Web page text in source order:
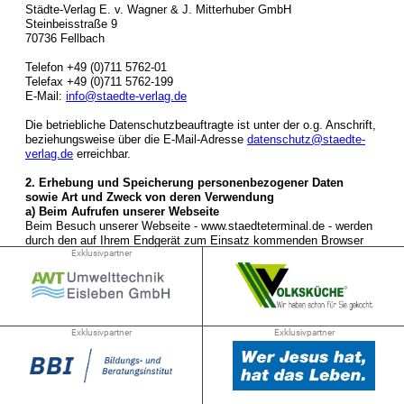
Exklusivpartner
Exklusivpartner Exklusivpartner